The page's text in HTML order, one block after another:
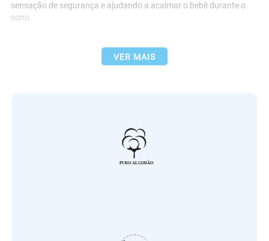
sensação de segurança e ajudando a acalmar o bebê durante o
sono.
- Tecido: Flanela 100% Algodão
VER MAIS